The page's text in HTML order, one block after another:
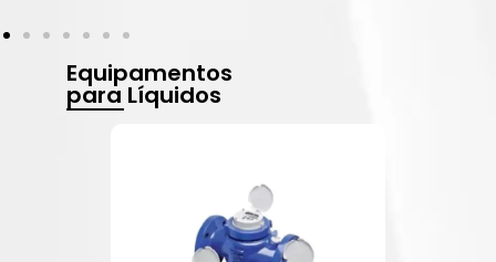
Equipamentos
para Líquidos